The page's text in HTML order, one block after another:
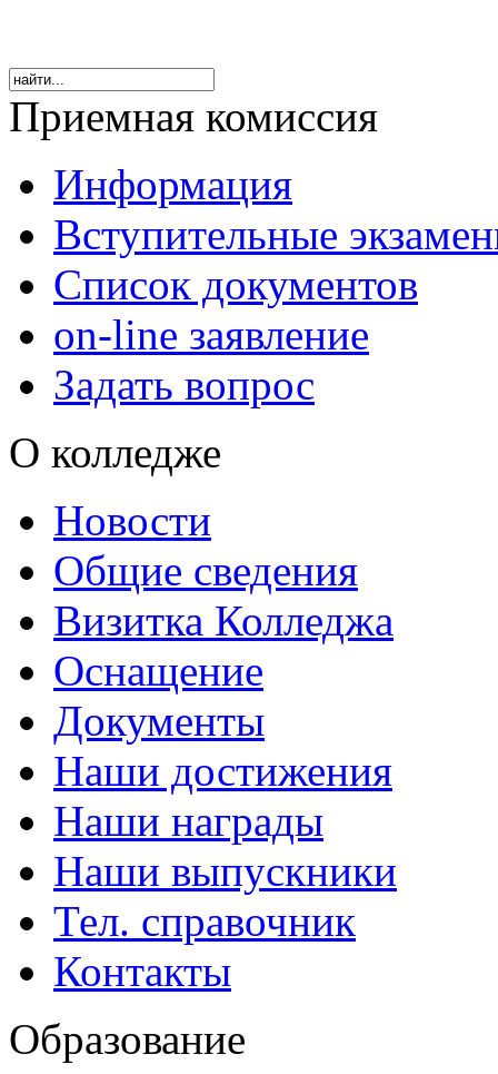
Приемная комиссия
Информация
Вступительные
Список документов
on-line заявление
Задать вопрос
О колледже
Новости
Общие сведения
Визитка Колледжа
Оснащение
Документы
Наши достижения
Наши награды
Наши выпускники
Тел. справочник
Контакты
Образование